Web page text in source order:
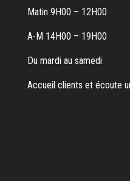
Matin 9H00 – 12H00
A-M 14H00 – 19H00
Du mardi au samedi
Accueil clients et écoute